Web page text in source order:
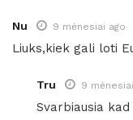
Nu 9 mėnesiai ago
Liuks,kiek gali loti
Tru 9
Svarbiausia